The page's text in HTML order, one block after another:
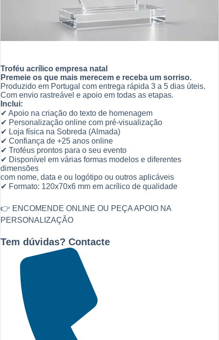
Troféu acrílico empresa natal
Premeie os que mais merecem e receba um sorriso.
Produzido em Portugal com entrega rápida 3 a 5 dias úteis.
Com envio rastreável e apoio em todas as etapas.
Inclui:
✔ Apoio na criação do texto de homenagem
✔ Personalização online com pré-visualização
✔ Loja física na Sobreda (Almada)
✔ Confiança de +25 anos online
✔ Troféus prontos para o seu evento
✔ Disponível em várias formas modelos e diferentes
dimensões
com nome, data e ou logótipo ou outros aplicáveis
✔ Formato: 120x70x6 mm em acrílico de qualidade
👉 ENCOMENDE ONLINE OU PEÇA APOIO NA
PERSONALIZAÇÃO
Tem dúvidas? Contacte